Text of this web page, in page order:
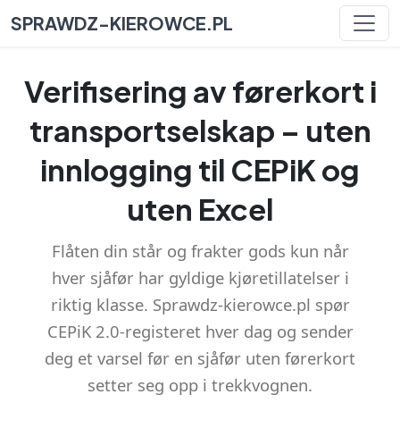
SPRAWDZ-KIEROWCE.PL
Verifisering av førerkort i
transportselskap – uten
innlogging til CEPiK og
uten Excel
Flåten din står og frakter gods kun når
hver sjåfør har gyldige kjøretillatelser i
riktig klasse. Sprawdz-kierowce.pl spør
CEPiK 2.0-registeret hver dag og sender
deg et varsel før en sjåfør uten førerkort
setter seg opp i trekkvognen.